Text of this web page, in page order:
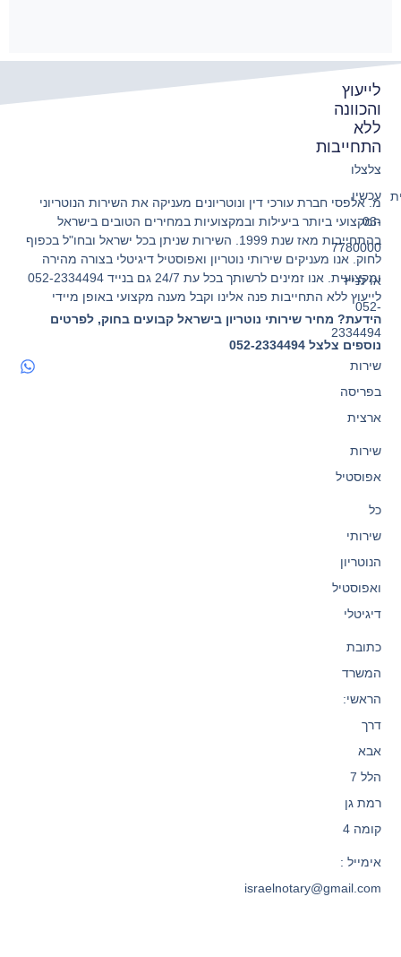
מ. אלפסי חברת עורכי דין ונוטריונים מעניקה את השירות הנוטריוני
המקצועי ביותר ביעילות ובמקצועיות במחירים הטובים בישראל
בהתחייבות מאז שנת 1999. השירות שניתן בכל ישראל ובחו"ל בכפוף
לחוק. אנו מעניקים שירותי נוטריון ואפוסטיל דיגיטלי בצורה מהירה
ומקצועית. אנו זמינים לרשותך בכל עת 24/7 גם בנייד 052-2334494
לייעוץ ללא התחייבות פנה אלינו וקבל מענה מקצועי באופן מיידי
הידעת? מחיר שירותי נוטריון בישראל קבועים בחוק, לפרטים
נוספים צלצל 052-2334494
לייעוץ
והכוונה
ללא
התחייבות
צלצלו
עכשיו
03-
7780000
או לנייד
052-
2334494
שירות
בפריסה
ארצית
שירות
אפוסטיל
כל
שירותי
הנוטריון
ואפוסטיל
דיגיטלי
כתובת
המשרד
הראשי:
דרך
אבא
הלל 7
רמת גן
קומה 4
אימייל :
israelnotary@gmail.com